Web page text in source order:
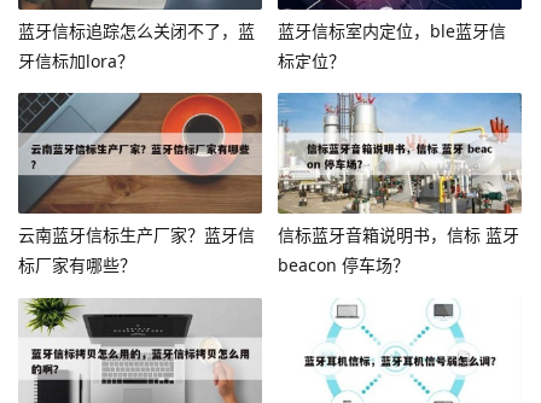
蓝牙信标追踪怎么关闭不了，蓝
牙信标加lora？
蓝牙信标室内定位，ble蓝牙信
标定位？
云南蓝牙信标生产厂家？蓝牙信
标厂家有哪些？
信标蓝牙音箱说明书，信标 蓝牙
beacon 停车场？